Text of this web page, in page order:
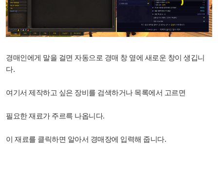
경매인에게 말을 걸면 자동으로 경매 창 옆에 새로운 창이 생깁니
다.
여기서 제작하고 싶은 장비를 검색하거나 목록에서 고르면
필요한 재료가 주르륵 나옵니다.
이 재료를 클릭하면 알아서 경매장에 입력해 줍니다.